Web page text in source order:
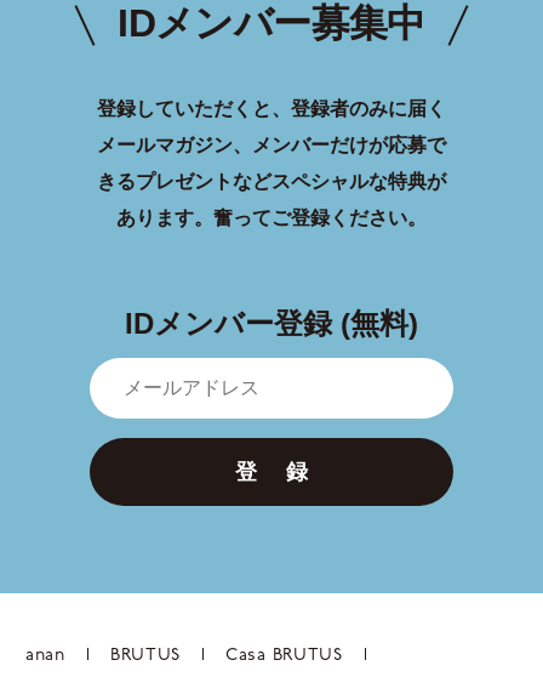
IDメンバー募集中
登録していただくと、登録者のみに届く
メールマガジン、メンバーだけが応募で
きるプレゼントなどスペシャルな特典が
あります。 奮ってご登録ください。
IDメンバー登録 (無料)
登 録
anan BRUTUS Casa BRUTUS